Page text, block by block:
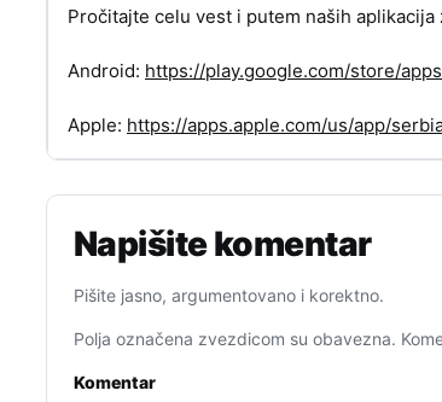
Pročitajte celu vest i putem naših aplikacija
Android: https://play.google.com/store/
Apple: https://apps.apple.com/us/app/
Napišite komentar
Pišite jasno, argumentovano i korektno.
Polja označena zvezdicom su obavezna.
Komentar